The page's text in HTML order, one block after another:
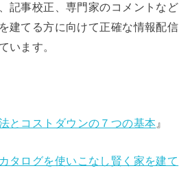
記事校正、専門家のコメントなど
建てる方に向けて正確な情報配信
います。
とコストダウンの７つの基本 』
タログを使いこなし賢く家を建て